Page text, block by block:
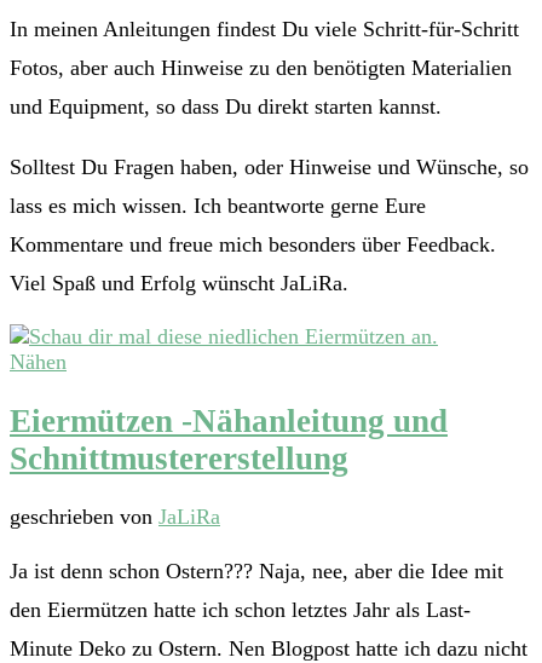
In meinen Anleitungen findest Du viele Schritt-für-Schritt
Fotos, aber auch Hinweise zu den benötigten Materialien
und Equipment, so dass Du direkt starten kannst.
Solltest Du Fragen haben, oder Hinweise und Wünsche, so
lass es mich wissen. Ich beantworte gerne Eure
Kommentare und freue mich besonders über Feedback.
Viel Spaß und Erfolg wünscht JaLiRa.
Nähen
Eiermützen -Nähanleitung und
Schnittmustererstellung
geschrieben von JaLiRa
Ja ist denn schon Ostern??? Naja, nee, aber die Idee mit
den Eiermützen hatte ich schon letztes Jahr als Last-
Minute Deko zu Ostern. Nen Blogpost hatte ich dazu nicht